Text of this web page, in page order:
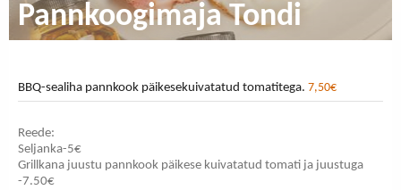
Pannkoogimaja Tondi
BBQ-sealiha pannkook päikesekuivatatud tomatitega. 7,50€
Reede:
Seljanka-5€
Grillkana juustu pannkook päikese kuivatatud tomati ja juustuga
-7.50€